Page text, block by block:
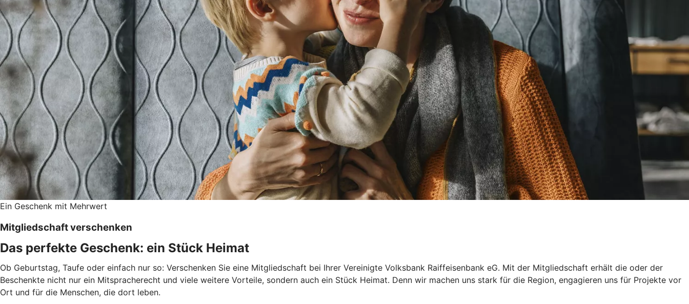
Ein Geschenk mit Mehrwert
Mitgliedschaft verschenken
Das perfekte Geschenk: ein Stück Heimat
Ob Geburtstag, Taufe oder einfach nur so: Verschenken Sie eine Mitgliedschaft bei Ihrer Vereinigte Volksbank Raiffeisenbank eG. Mit der Mitgliedschaft erhält die oder der
Beschenkte nicht nur ein Mitspracherecht und viele weitere Vorteile, sondern auch ein Stück Heimat. Denn wir machen uns stark für die Region, engagieren uns für Projekte vor
Ort und für die Menschen, die dort leben.